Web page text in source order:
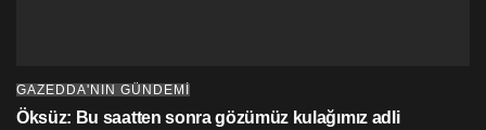
GAZEDDA'NIN GÜNDEMİ
Öksüz: Bu saatten sonra gözümüz kulağımız adli